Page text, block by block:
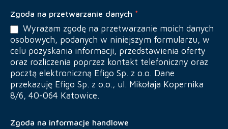
Zgoda na przetwarzanie danych *
Wyrażam zgodę na przetwarzanie moich danych
osobowych, podanych w niniejszym formularzu, w
celu pozyskania informacji, przedstawienia oferty
oraz rozliczenia poprzez kontakt telefoniczny oraz
pocztą elektroniczną Efigo Sp. z o.o. Dane
przekazuję Efigo Sp. z o.o., ul. Mikołaja Kopernika
8/6, 40-064 Katowice.
Zgoda na informacje handlowe